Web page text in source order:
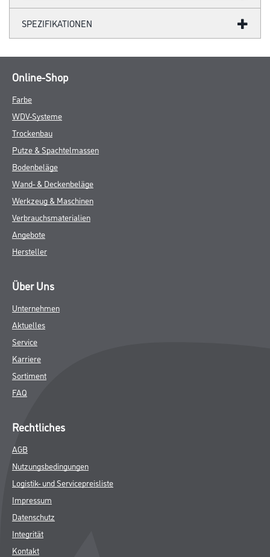
SPEZIFIKATIONEN
Online-Shop
Farbe
WDV-Systeme
Trockenbau
Putze & Spachtelmassen
Bodenbeläge
Wand- & Deckenbeläge
Werkzeug & Maschinen
Verbrauchsmaterialien
Angebote
Hersteller
Über Uns
Unternehmen
Aktuelles
Service
Karriere
Sortiment
FAQ
Rechtliches
AGB
Nutzungsbedingungen
Logistik- und Servicepreisliste
Impressum
Datenschutz
Integrität
Kontakt